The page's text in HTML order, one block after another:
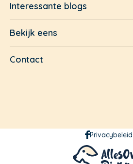
Interessante blogs
Bekijk eens
Contact
Privacybeleid